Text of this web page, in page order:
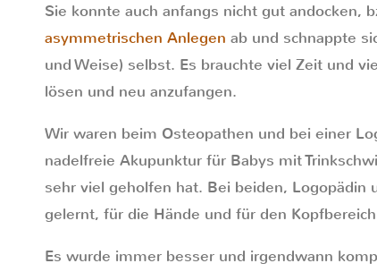
Sie konnte auch anfangs nicht gut andocken,
asymmetrischen Anlegen ab und schnappte
und Weise) selbst. Es brauchte viel Zeit und
lösen und neu anzufangen.
Wir waren beim Osteopathen und bei einer
nadelfreie Akupunktur für Babys mit
sehr viel geholfen hat. Bei beiden, Logopädin
gelernt, für die Hände und für den
Es wurde immer besser und irgendwann